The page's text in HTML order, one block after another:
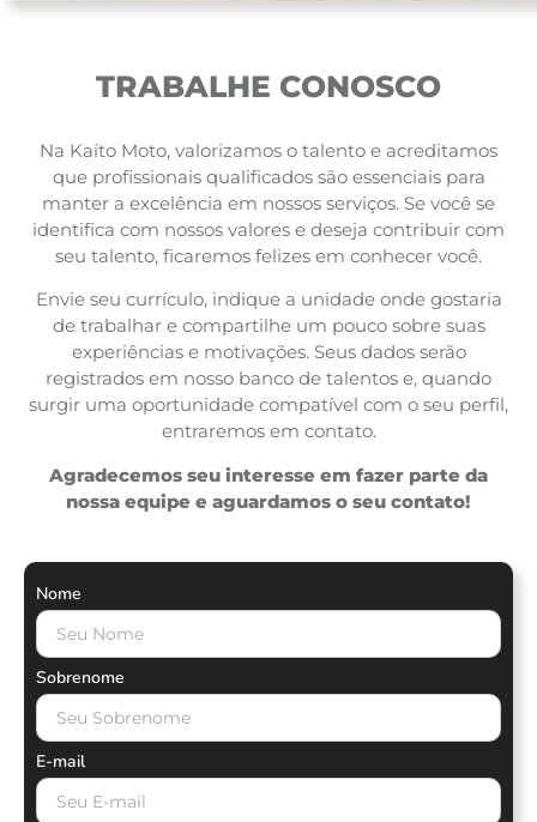
TRABALHE CONOSCO
Na Kaíto Moto, valorizamos o talento e acreditamos
que profissionais qualificados são essenciais para
manter a excelência em nossos serviços. Se você se
identifica com nossos valores e deseja contribuir com
seu talento, ficaremos felizes em conhecer você.
Envie seu currículo, indique a unidade onde gostaria
de trabalhar e compartilhe um pouco sobre suas
experiências e motivações. Seus dados serão
registrados em nosso banco de talentos e, quando
surgir uma oportunidade compatível com o seu perfil,
entraremos em contato.
Agradecemos seu interesse em fazer parte da
nossa equipe e aguardamos o seu contato!
Nome
Sobrenome
E-mail